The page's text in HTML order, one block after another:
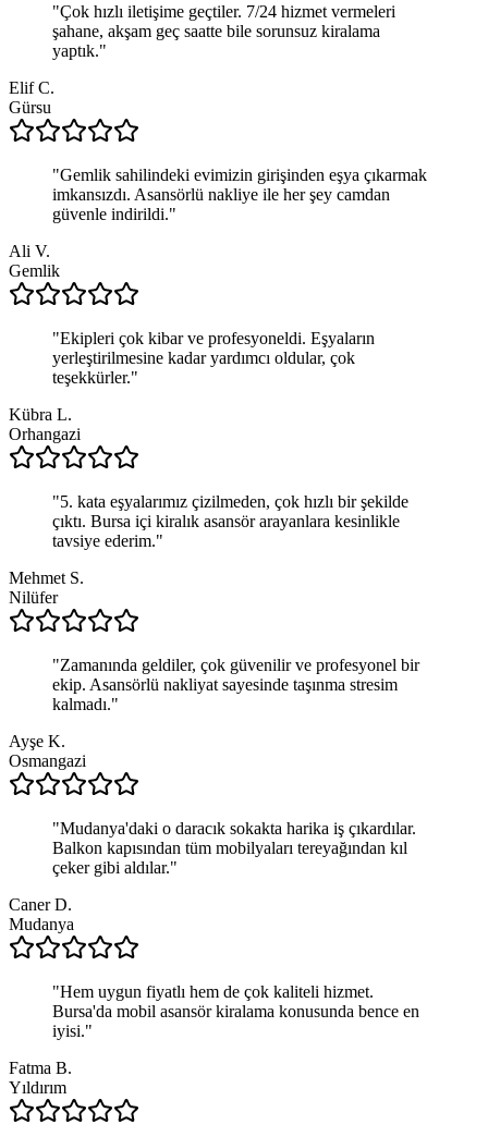
"Çok hızlı iletişime geçtiler. 7/24 hizmet vermeleri
şahane, akşam geç saatte bile sorunsuz kiralama
yaptık."
Elif C.
Gürsu
"Gemlik sahilindeki evimizin girişinden eşya çıkarmak
imkansızdı. Asansörlü nakliye ile her şey camdan
güvenle indirildi."
Ali V.
Gemlik
"Ekipleri çok kibar ve profesyoneldi. Eşyaların
yerleştirilmesine kadar yardımcı oldular, çok
teşekkürler."
Kübra L.
Orhangazi
"5. kata eşyalarımız çizilmeden, çok hızlı bir şekilde
çıktı. Bursa içi kiralık asansör arayanlara kesinlikle
tavsiye ederim."
Mehmet S.
Nilüfer
"Zamanında geldiler, çok güvenilir ve profesyonel bir
ekip. Asansörlü nakliyat sayesinde taşınma stresim
kalmadı."
Ayşe K.
Osmangazi
"Mudanya'daki o daracık sokakta harika iş çıkardılar.
Balkon kapısından tüm mobilyaları tereyağından kıl
çeker gibi aldılar."
Caner D.
Mudanya
"Hem uygun fiyatlı hem de çok kaliteli hizmet.
Bursa'da mobil asansör kiralama konusunda bence en
iyisi."
Fatma B.
Yıldırım